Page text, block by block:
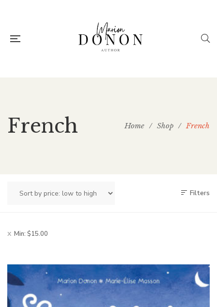
French Home / Shop / French
Filters
Min: $15.00